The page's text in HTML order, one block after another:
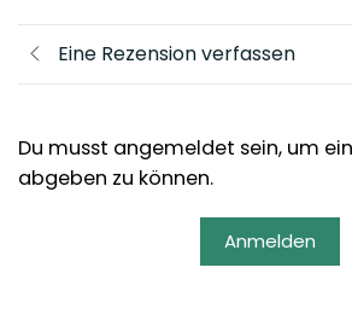
Eine Rezension verfassen
Du musst angemeldet sein, um
abgeben zu können.
Anmelden